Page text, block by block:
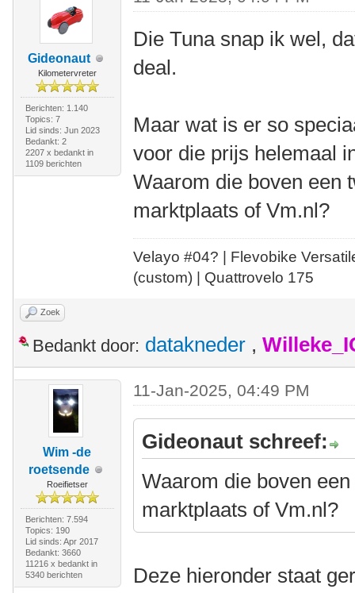
Gideonaut
Kilometervreter
Berichten: 1.140
Topics: 7
Lid sinds: Jun 2023
Bedankt: 2
2207 x bedankt in
1109 berichten
Die Tuna snap ik wel,
deal.
Maar wat is er so
voor die prijs helemaal
Waarom die boven een
marktplaats of Vm.nl?
Velayo #04? | Flevobike
(custom) | Quattrovelo 175
Zoek
Bedankt door: datakneder ,
Wim -de
roetsende
Roeifietser
Berichten: 7.594
Topics: 190
Lid sinds: Apr 2017
Bedankt: 3660
11216 x bedankt in
5340 berichten
11-Jan-2025, 04:49 PM
Gideonaut schreef:
Waarom die boven
marktplaats of Vm.nl?
Deze hieronder staat